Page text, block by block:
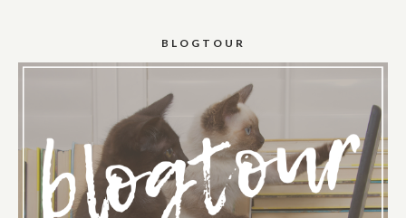
BLOGTOUR